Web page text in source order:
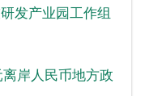
发产业园工作组
岸人民币地方政